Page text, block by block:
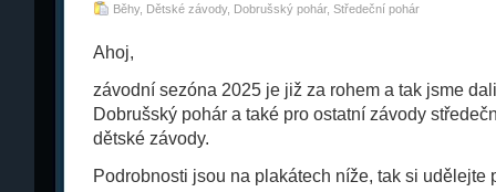
Běhy, Dětské závody, Dobrušský pohár, Středeční pohár
Ahoj,
závodní sezóna 2025 je již za rohem a tak jsme
Dobrušský pohár a také pro ostatní závody
dětské závody.
Podrobnosti jsou na plakátech níže, tak si udělejte